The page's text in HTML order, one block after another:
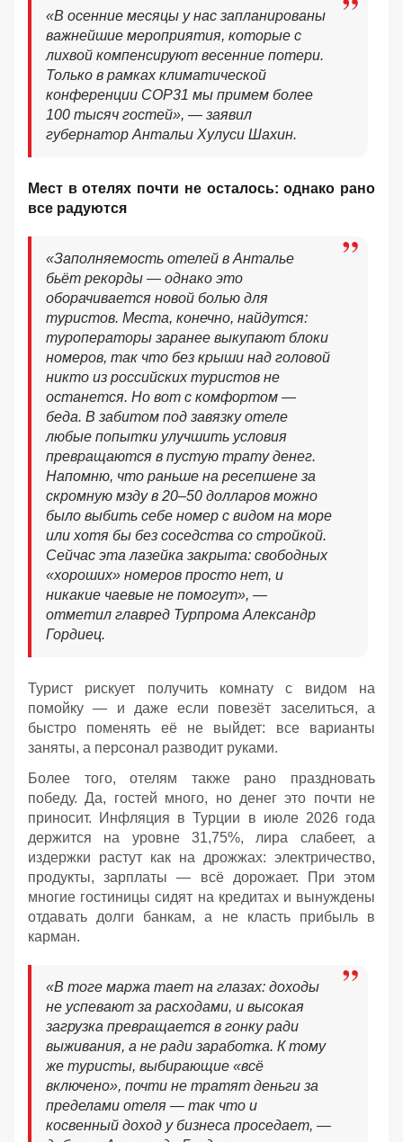
«В осенние месяцы у нас запланированы
важнейшие мероприятия, которые с
лихвой компенсируют весенние потери.
Только в рамках климатической
конференции COP31 мы примем более
100 тысяч гостей», — заявил
губернатор Антальи Хулуси Шахин.
Мест в отелях почти не осталось: однако рано
все радуются
«Заполняемость отелей в Анталье
бьёт рекорды — однако это
оборачивается новой болью для
туристов. Места, конечно, найдутся:
туроператоры заранее выкупают блоки
номеров, так что без крыши над головой
никто из российских туристов не
останется. Но вот с комфортом —
беда. В забитом под завязку отеле
любые попытки улучшить условия
превращаются в пустую трату денег.
Напомню, что раньше на ресепшене за
скромную мзду в 20–50 долларов можно
было выбить себе номер с видом на море
или хотя бы без соседства со стройкой.
Сейчас эта лазейка закрыта: свободных
«хороших» номеров просто нет, и
никакие чаевые не помогут», —
отметил главред Турпрома Александр
Гордиец.
Турист рискует получить комнату с видом на
помойку — и даже если повезёт заселиться, а
быстро поменять её не выйдет: все варианты
заняты, а персонал разводит руками.
Более того, отелям также рано праздновать
победу. Да, гостей много, но денег это почти не
приносит. Инфляция в Турции в июле 2026 года
держится на уровне 31,75%, лира слабеет, а
издержки растут как на дрожжах: электричество,
продукты, зарплаты — всё дорожает. При этом
многие гостиницы сидят на кредитах и вынуждены
отдавать долги банкам, а не класть прибыль в
карман.
«В тоге маржа тает на глазах: доходы
не успевают за расходами, и высокая
загрузка превращается в гонку ради
выживания, а не ради заработка. К тому
же туристы, выбирающие «всё
включено», почти не тратят деньги за
пределами отеля — так что и
косвенный доход у бизнеса проседает, —